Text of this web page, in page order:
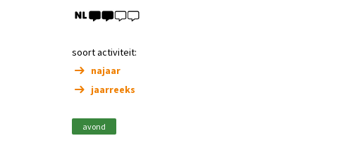
soort activiteit:
najaar
jaarreeks
avond